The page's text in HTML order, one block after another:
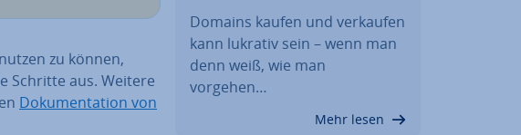
zu können,
Schritte aus. Weitere
Do­ku­men­ta­ti­on von
Domains kaufen und verkaufen
kann lukrativ sein – wenn man
denn weiß, wie man
vorgehen…
Mehr lesen